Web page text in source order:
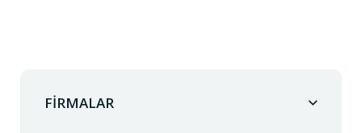
FİRMALAR